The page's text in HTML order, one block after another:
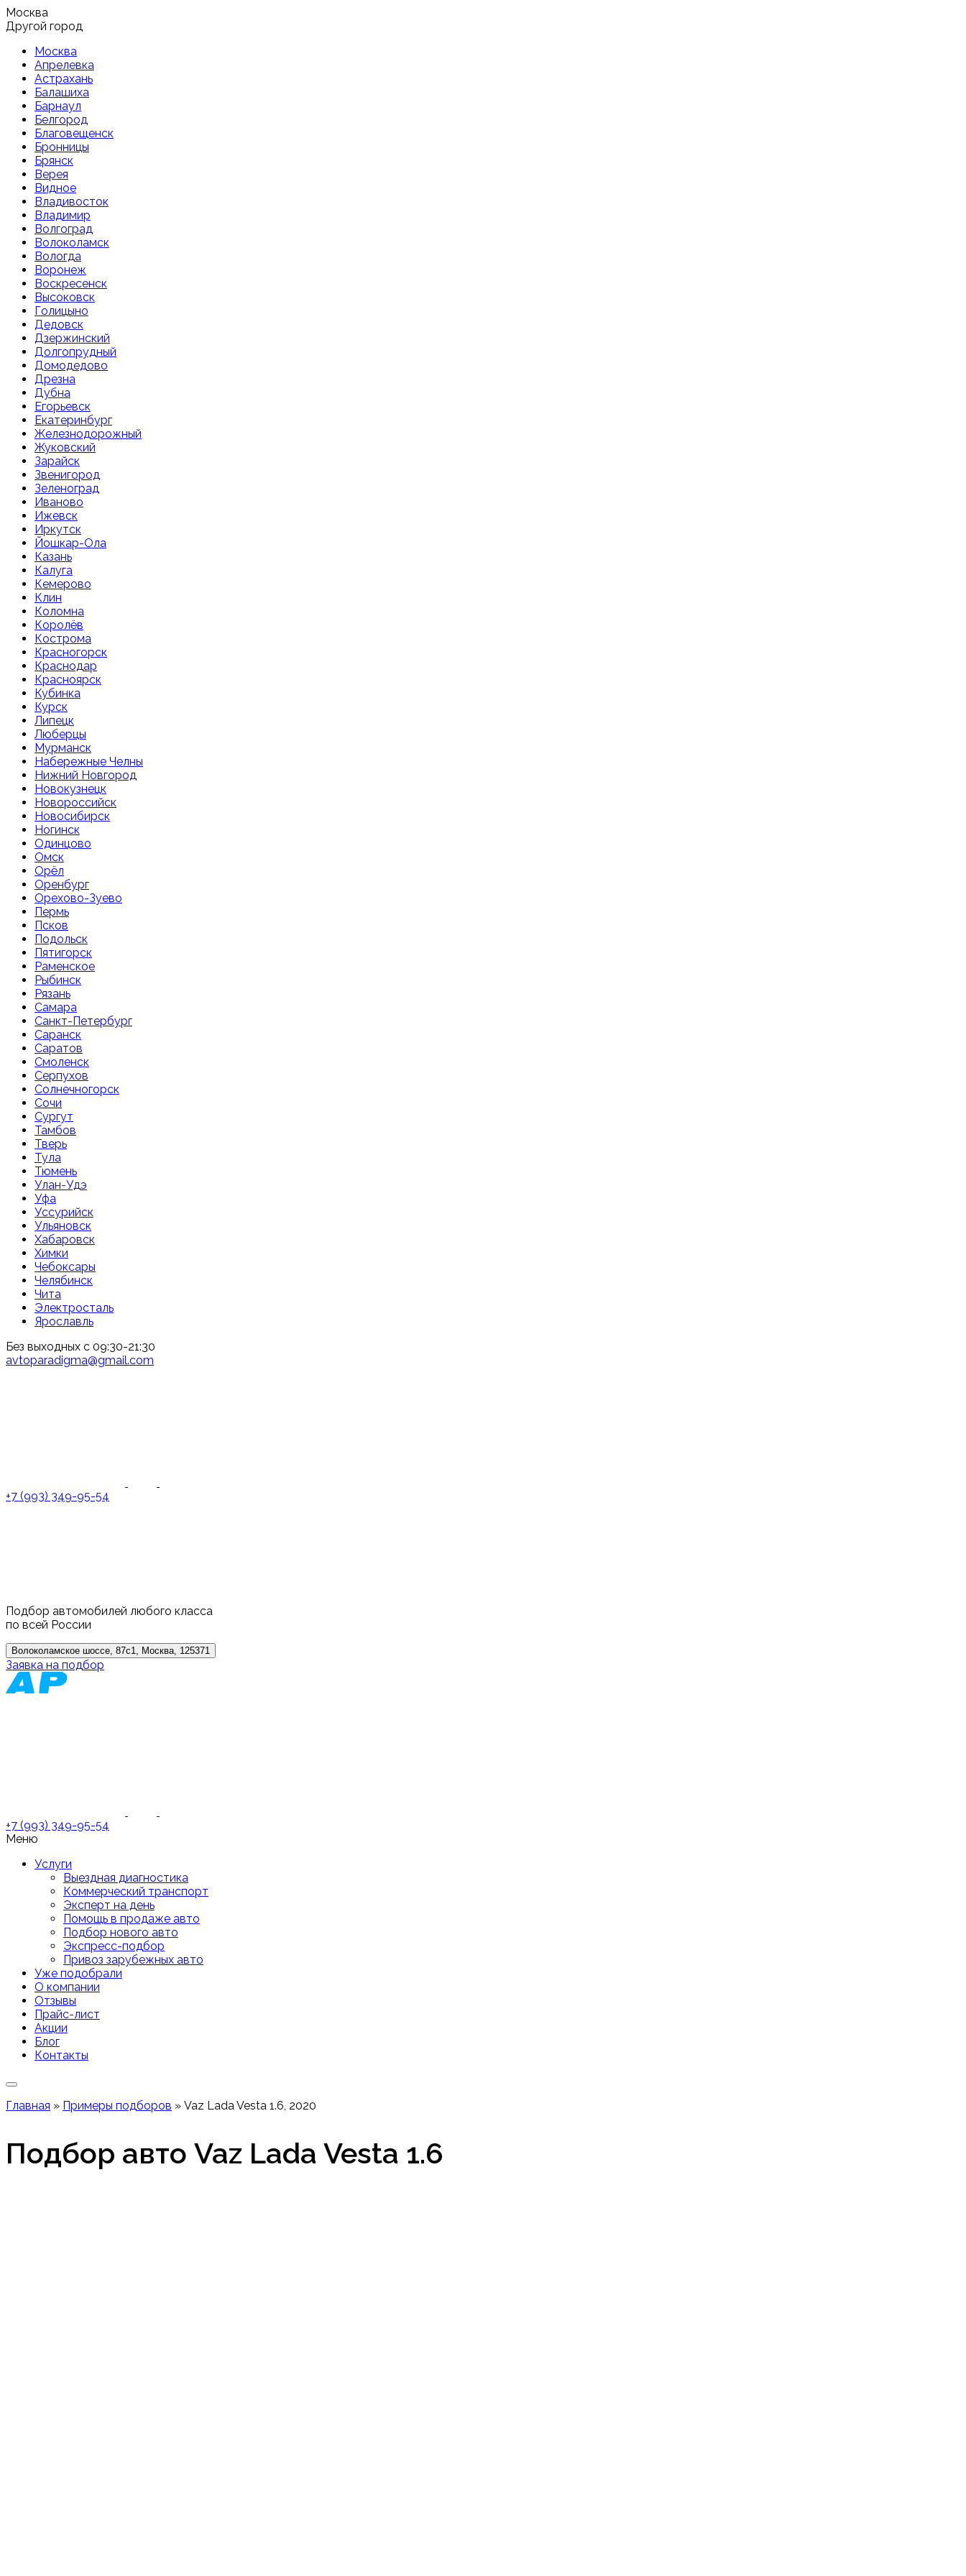
Москва
Другой город
Москва
Апрелевка
Астрахань
Балашиха
Барнаул
Белгород
Благовещенск
Бронницы
Брянск
Верея
Видное
Владивосток
Владимир
Волгоград
Волоколамск
Вологда
Воронеж
Воскресенск
Высоковск
Голицыно
Дедовск
Дзержинский
Долгопрудный
Домодедово
Дрезна
Дубна
Егорьевск
Екатеринбург
Железнодорожный
Жуковский
Зарайск
Звенигород
Зеленоград
Иваново
Ижевск
Иркутск
Йошкар-Ола
Казань
Калуга
Кемерово
Клин
Коломна
Королёв
Кострома
Красногорск
Краснодар
Красноярск
Кубинка
Курск
Липецк
Люберцы
Мурманск
Набережные Челны
Нижний Новгород
Новокузнецк
Новороссийск
Новосибирск
Ногинск
Одинцово
Омск
Орёл
Оренбург
Орехово-Зуево
Пермь
Псков
Подольск
Пятигорск
Раменское
Рыбинск
Рязань
Самара
Санкт-Петербург
Саранск
Саратов
Смоленск
Серпухов
Солнечногорск
Сочи
Сургут
Тамбов
Тверь
Тула
Тюмень
Улан-Удэ
Уфа
Уссурийск
Ульяновск
Хабаровск
Химки
Чебоксары
Челябинск
Чита
Электросталь
Ярославль
Без выходных с 09:30-21:30
avtoparadigma@gmail.com
+7 (993) 349-95-54
Подбор автомобилей любого класса
по всей России
Волоколамское шоссе, 87с1, Москва, 125371
Заявка на подбор
+7 (993) 349-95-54
Меню
Услуги
Выездная диагностика
Коммерческий транспорт
Эксперт на день
Помощь в продаже авто
Подбор нового авто
Экспресс-подбор
Привоз зарубежных авто
Уже подобрали
О компании
Отзывы
Прайс-лист
Акции
Блог
Контакты
Главная » Примеры подборов » Vaz Lada Vesta 1.6, 2020
Подбор авто Vaz Lada Vesta 1.6